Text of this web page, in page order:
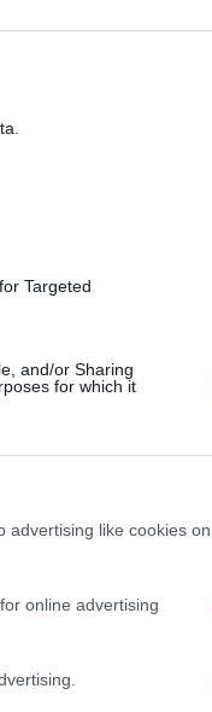
Targeted
and/or Sharing
for which it
advertising like cookies on
online advertising
του ΑΝΤ1 με
της 86ης